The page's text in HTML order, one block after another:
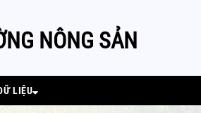
NÔNG SẢN
LIỆU